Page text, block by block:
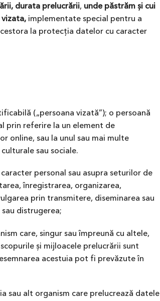
durata prelucrării, unde păstrăm și cui
implementate special pentru a
la protecția datelor cu caracter
(„persoana vizată”); o persoană
prin referire la un element de
online, sau la unul sau mai multe
sau sociale.
personal sau asupra seturilor de
înregistrarea, organizarea,
prin transmitere, diseminarea sau
distrugerea;
care, singur sau împreună cu altele,
și mijloacele prelucrării sunt
acestuia pot fi prevăzute în
sau alt organism care prelucrează datele